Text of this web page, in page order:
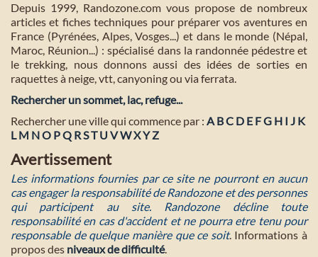
Depuis 1999, Randozone.com vous propose de nombreux
articles et fiches techniques pour préparer vos aventures en
France (Pyrénées, Alpes, Vosges...) et dans le monde (Népal,
Maroc, Réunion...) : spécialisé dans la randonnée pédestre et
le trekking, nous donnons aussi des idées de sorties en
raquettes à neige, vtt, canyoning ou via ferrata.
Rechercher un sommet, lac, refuge...
Rechercher une ville qui commence par : A BC D E FG H I J K
L M NO PQ RST U VWXYZ
Avertissement
Les informations fournies par ce site ne pourront en aucun
cas engager la responsabilité de Randozone et des personnes
qui participent au site. Randozone décline toute
responsabilité en cas d'accident et ne pourra etre tenu pour
responsable de quelque manière que ce soit. Informations à
propos des niveaux de difficulté.